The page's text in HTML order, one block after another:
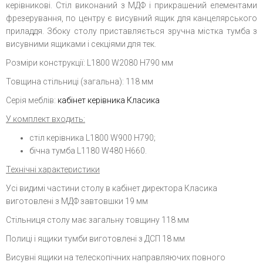
керівникові. Стіл виконаний з МДФ і прикрашений елементами
фрезерування, по центру є висувний ящик для канцелярського
приладдя. Збоку столу приставляється зручна містка тумба з
висувними ящиками і секціями для тек.
Розміри конструкції: L1800 W2080 H790 мм
Товщина стільниці (загальна): 118 мм
Серія меблів: кабінет керівника Класика
У комплект входить:
стіл керівника L1800 W900 H790;
бічна тумба L1180 W480 H660.
Технічні характеристики
Усі видимі частини столу в кабінет директора Класика
виготовлені з МДФ завтовшки 19 мм
Стільниця столу має загальну товщину 118 мм
Полиці і ящики тумби виготовлені з ДСП 18 мм
Висувні ящики на телескопічних направляючих повного